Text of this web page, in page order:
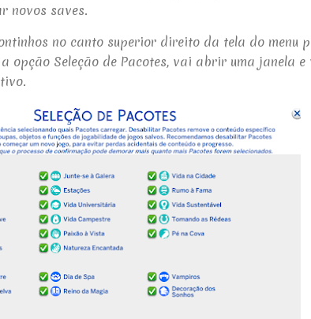
novos saves.
no canto superior direito da tela do menu
opção Seleção de Pacotes, vai abrir uma janela e